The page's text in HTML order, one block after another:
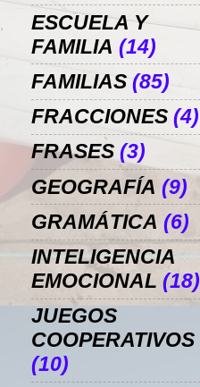
ESCUELA Y
FAMILIA (14)
FAMILIAS (85)
FRACCIONES (4)
FRASES (3)
GEOGRAFÍA (9)
GRAMÁTICA (6)
INTELIGENCIA
EMOCIONAL (18)
JUEGOS
COOPERATIVOS
(10)